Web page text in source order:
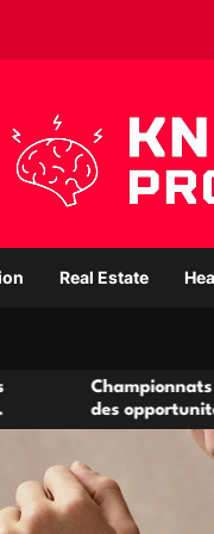
Real Estate
de casino
de jeu